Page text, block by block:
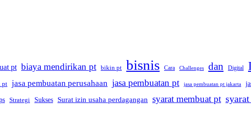
pt biaya mendirikan pt bikin pt bisnis Cara Challenges dan Digital
pt jasa pembuatan perusahaan jasa pembuatan pt jasa pembuatan pt jakarta
Strategi Sukses Surat izin usaha perdagangan syarat membuat pt